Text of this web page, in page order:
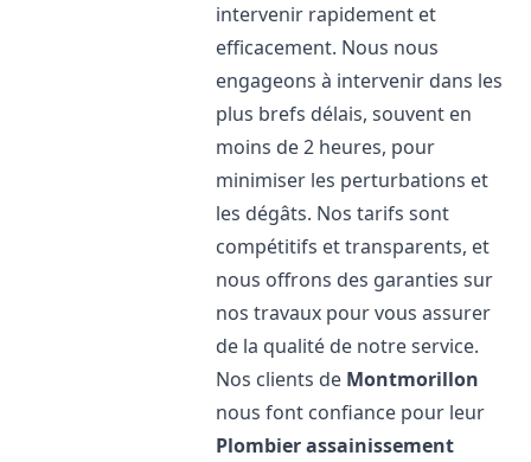
intervenir rapidement et
efficacement. Nous nous
engageons à intervenir dans les
plus brefs délais, souvent en
moins de 2 heures, pour
minimiser les perturbations et
les dégâts. Nos tarifs sont
compétitifs et transparents, et
nous offrons des garanties sur
nos travaux pour vous assurer
de la qualité de notre service.
Nos clients de Montmorillon
nous font confiance pour leur
Plombier assainissement